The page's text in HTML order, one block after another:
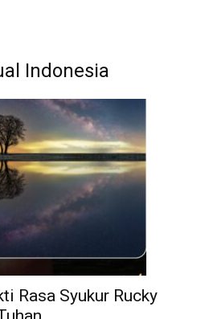
Indonesia
Rasa Syukur Rucky